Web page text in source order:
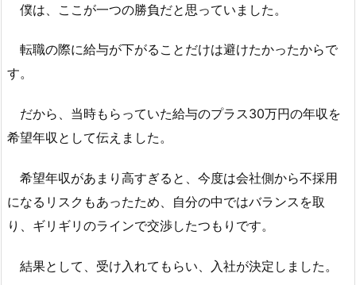
僕は、ここが一つの勝負だと思っていました。
転職の際に給与が下がることだけは避けたかったからで
す。
だから、当時もらっていた給与のプラス30万円の年収を
希望年収として伝えました。
希望年収があまり高すぎると、今度は会社側から不採用
になるリスクもあったため、自分の中ではバランスを取
り、ギリギリのラインで交渉したつもりです。
結果として、受け入れてもらい、入社が決定しました。